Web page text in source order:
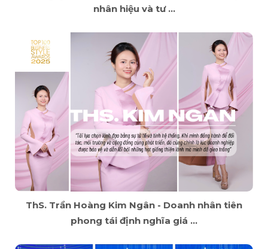
nhân hiệu và tư ...
ThS. Trần Hoàng Kim Ngân - Doanh nhân tiên
phong tái định nghĩa giá ...